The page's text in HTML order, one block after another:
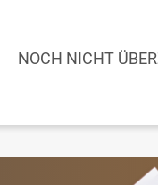
NOCH NICHT